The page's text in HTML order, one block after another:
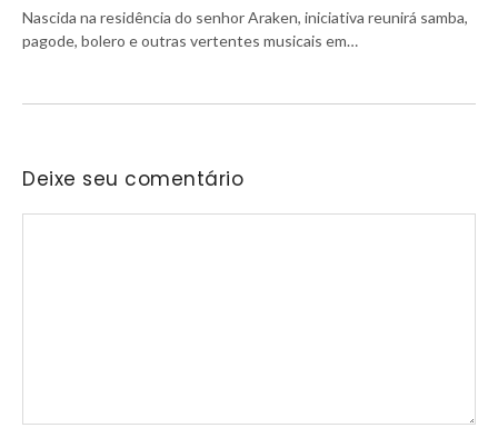
Nascida na residência do senhor Araken, iniciativa reunirá samba,
pagode, bolero e outras vertentes musicais em…
Deixe seu comentário